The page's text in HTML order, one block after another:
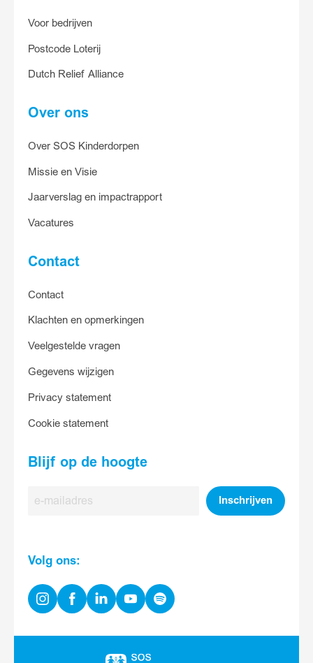
Voor bedrijven
Postcode Loterij
Dutch Relief Alliance
Over ons
Over SOS Kinderdorpen
Missie en Visie
Jaarverslag en impactrapport
Vacatures
Contact
Contact
Klachten en opmerkingen
Veelgestelde vragen
Gegevens wijzigen
Privacy statement
Cookie statement
Blijf op de hoogte
E-
Inschrijven
Volg ons:
InstagramFacebookLinkedinYoutubeSpotify